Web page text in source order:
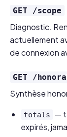
GET /scope
Diagnostic.
actuellement
de connexion
GET /
Synthèse
totals
—
expirés,